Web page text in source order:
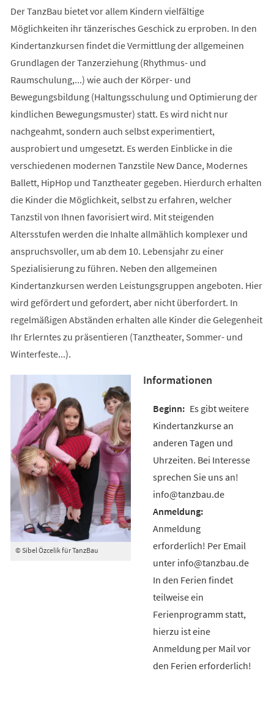
Der TanzBau bietet vor allem Kindern vielfältige
Möglichkeiten ihr tänzerisches Geschick zu erproben. In den
Kindertanzkursen findet die Vermittlung der allgemeinen
Grundlagen der Tanzerziehung (Rhythmus- und
Raumschulung,...) wie auch der Körper- und
Bewegungsbildung (Haltungsschulung und Optimierung der
kindlichen Bewegungsmuster) statt. Es wird nicht nur
nachgeahmt, sondern auch selbst experimentiert,
ausprobiert und umgesetzt. Es werden Einblicke in die
verschiedenen modernen Tanzstile New Dance, Modernes
Ballett, HipHop und Tanztheater gegeben. Hierdurch erhalten
die Kinder die Möglichkeit, selbst zu erfahren, welcher
Tanzstil von Ihnen favorisiert wird. Mit steigenden
Altersstufen werden die Inhalte allmählich komplexer und
anspruchsvoller, um ab dem 10. Lebensjahr zu einer
Spezialisierung zu führen. Neben den allgemeinen
Kindertanzkursen werden Leistungsgruppen angeboten. Hier
wird gefördert und gefordert, aber nicht überfordert. In
regelmäßigen Abständen erhalten alle Kinder die Gelegenheit
Ihr Erlerntes zu präsentieren (Tanztheater, Sommer- und
Winterfeste...).
© Sibel Özcelik für TanzBau
Informationen
Es gibt weitere
Kindertanzkurse an
anderen Tagen und
Uhrzeiten. Bei Interesse
sprechen Sie uns an!
info@tanzbau.de
Anmeldung
erforderlich! Per Email
unter info@tanzbau.de
In den Ferien findet
teilweise ein
Ferienprogramm statt,
hierzu ist eine
Anmeldung per Mail vor
den Ferien erforderlich!